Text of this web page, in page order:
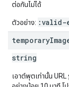
ต่อกันไม่ได้
ตัวอย่าง: :valid-
temporary
string
เอาต์พุตเท่านั้น URL